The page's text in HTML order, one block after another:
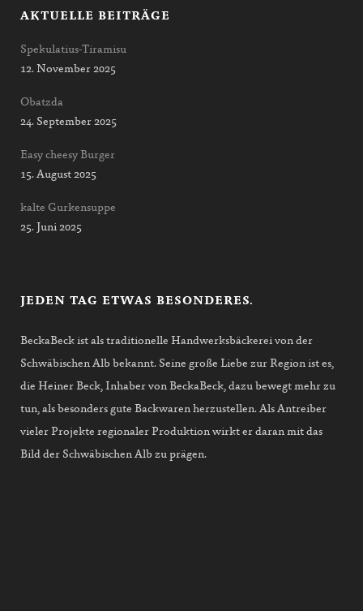
AKTUELLE BEITRÄGE
Spekulatius-Tiramisu
12. November 2025
Obatzda
24. September 2025
Easy cheesy Burger
15. August 2025
kalte Gurkensuppe
25. Juni 2025
JEDEN TAG ETWAS BESONDERES.
BeckaBeck ist als traditionelle Handwerksbäckerei von der
Schwäbischen Alb bekannt. Seine große Liebe zur Region ist es,
die Heiner Beck, Inhaber von BeckaBeck, dazu bewegt mehr zu
tun, als besonders gute Backwaren herzustellen. Als Antreiber
vieler Projekte regionaler Produktion wirkt er daran mit das
Bild der Schwäbischen Alb zu prägen.